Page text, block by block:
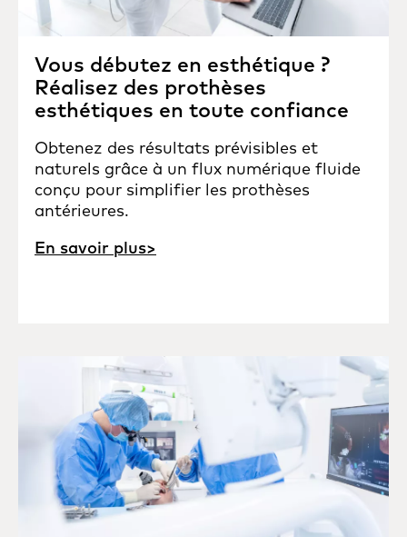
Vous débutez en esthétique ?
Réalisez des prothèses
esthétiques en toute confiance
Obtenez des résultats prévisibles et
naturels grâce à un flux numérique fluide
conçu pour simplifier les prothèses
antérieures.
En savoir plus>